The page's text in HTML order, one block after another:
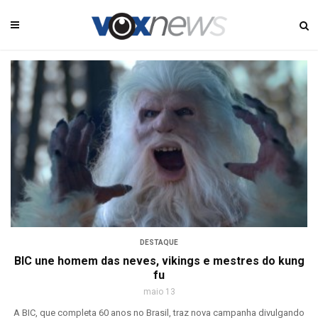
DESTAQUE
BIC une homem das neves, vikings e mestres do kung
fu
maio 13
A BIC, que completa 60 anos no Brasil, traz nova campanha divulgando